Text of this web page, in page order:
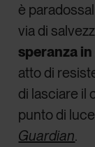
è
via di
speranza
atto di
di lasciare il
punto di
Guardian.